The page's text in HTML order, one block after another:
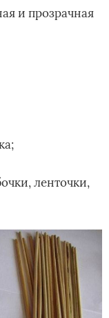
и прозрачная
ленточки,